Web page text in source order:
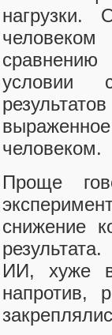
условии
человеком.
Проще
снижение
ИИ, хуже
напротив,